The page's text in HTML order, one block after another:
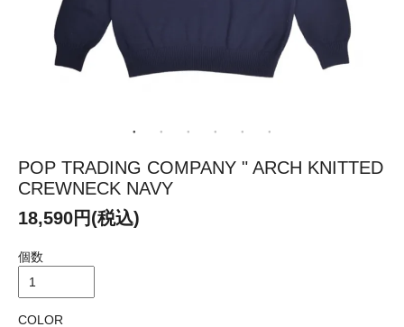
POP TRADING COMPANY " ARCH KNITTED
CREWNECK NAVY
18,590円(税込)
個数
COLOR